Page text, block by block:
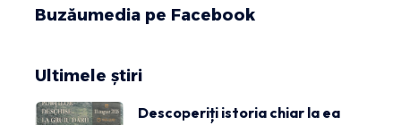
Buzăumedia pe Facebook
Ultimele știri
Descoperiți istoria chiar la ea